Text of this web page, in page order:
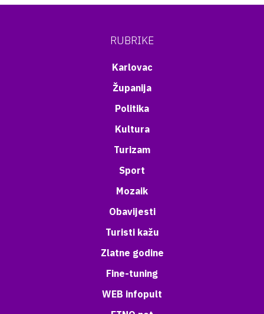
RUBRIKE
Karlovac
Županija
Politika
Kultura
Turizam
Sport
Mozaik
Obavijesti
Turisti kažu
Zlatne godine
Fine-tuning
WEB infopult